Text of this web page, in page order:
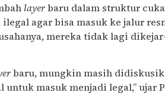
layerbaru dalam struktur
agar bisa masuk ke jalur
mereka tidak lagi
baru, mungkin masih
masuk menjadi legal,” ujar